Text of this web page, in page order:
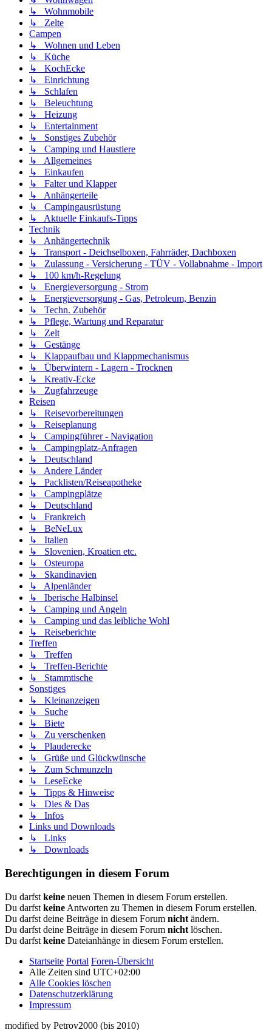
↳ Wohnmobile
↳ Zelte
Campen
↳ Wohnen und Leben
↳ Küche
↳ KochEcke
↳ Einrichtung
↳ Schlafen
↳ Beleuchtung
↳ Heizung
↳ Entertainment
↳ Sonstiges Zubehör
↳ Camping und Haustiere
↳ Allgemeines
↳ Einkaufen
↳ Falter und Klapper
↳ Anhängerteile
↳ Campingausrüstung
↳ Aktuelle Einkaufs-Tipps
Technik
↳ Anhängertechnik
↳ Transport - Deichselboxen, Fahrräder, Dachboxen
↳ Zulassung - Versicherung - TÜV - Vollabnahme - Import
↳ 100 km/h-Regelung
↳ Energieversorgung - Strom
↳ Energieversorgung - Gas, Petroleum, Benzin
↳ Techn. Zubehör
↳ Pflege, Wartung und Reparatur
↳ Zelt
↳ Gestänge
↳ Klappaufbau und Klappmechanismus
↳ Überwintern - Lagern - Trocknen
↳ Kreativ-Ecke
↳ Zugfahrzeuge
Reisen
↳ Reisevorbereitungen
↳ Reiseplanung
↳ Campingführer - Navigation
↳ Campingplatz-Anfragen
↳ Deutschland
↳ Andere Länder
↳ Packlisten/Reiseapotheke
↳ Campingplätze
↳ Deutschland
↳ Frankreich
↳ BeNeLux
↳ Italien
↳ Slovenien, Kroatien etc.
↳ Osteuropa
↳ Skandinavien
↳ Alpenländer
↳ Iberische Halbinsel
↳ Camping und Angeln
↳ Camping und das leibliche Wohl
↳ Reiseberichte
Treffen
↳ Treffen
↳ Treffen-Berichte
↳ Stammtische
Sonstiges
↳ Kleinanzeigen
↳ Suche
↳ Biete
↳ Zu verschenken
↳ Plauderecke
↳ Grüße und Glückwünsche
↳ Zum Schmunzeln
↳ LeseEcke
↳ Tipps & Hinweise
↳ Dies & Das
↳ Infos
Links und Downloads
↳ Links
↳ Downloads
Berechtigungen in diesem Forum
Du darfst keine neuen Themen in diesem Forum erstellen.
Du darfst keine Antworten zu Themen in diesem Forum erstellen.
Du darfst deine Beiträge in diesem Forum nicht ändern.
Du darfst deine Beiträge in diesem Forum nicht löschen.
Du darfst keine Dateianhänge in diesem Forum erstellen.
Startseite Portal Foren-Übersicht
Alle Zeiten sind UTC+02:00
Alle Cookies löschen
Datenschutzerklärung
Impressum
modified by Petrov2000 (bis 2010)